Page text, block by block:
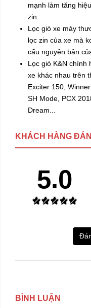
mạnh làm tăng
zin.
Lọc gió xe máy
lọc zin của xe mà
cấu nguyên bản
Lọc gió K&N chính
xe khác nhau trên
Exciter 150,
SH Mode, PCX
Dream...
KHÁCH HÀNG
5.0
BÌNH LUẬN